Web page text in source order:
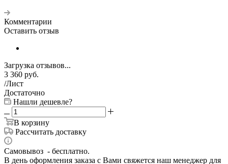
Комментарии
Оставить отзыв
Загрузка отзывов...
3 360 руб.
/Лист
Достаточно
Нашли дешевле?
В корзину
Рассчитать доставку
Самовывоз - бесплатно.
В день оформления заказа с Вами свяжется наш менеджер для